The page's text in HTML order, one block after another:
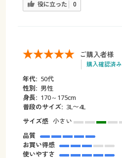
役に立った 0
ご購入者様
購入確認済み
年代: 50代
性別: 男性
身長: 170～175cm
普段のサイズ: 3L〜4L
サイズ感 小さい
品質
お買い得感
使いやすさ